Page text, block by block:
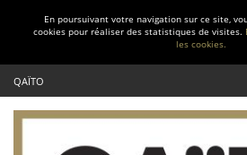
En poursuivant votre navigation sur ce site,
cookies pour réaliser des statistiques de visites.
les cookies.
QAÏTO